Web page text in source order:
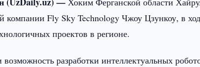
компании Fly Sky Technology Чжоу Цзункоу, в
проектов в регионе.
разработки интеллектуальных